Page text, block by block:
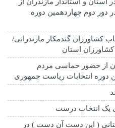
استان و استاندار مازندران از
دور دوم چهاردهمین دوره
حساب کشاورزان گندمکار مازندرانی/
از حضور حماسی مردم
دوره انتخابات ریاست جمهوری
یک انتخاب درست
( این دست آن دست ) در